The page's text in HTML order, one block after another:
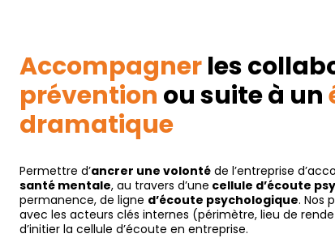
Accompagnerles
prévention ou suite à un
dramatique
Permettre d’ancrer une volonté de l’entreprise
santé mentale, au travers d’une cellule d’écoute
permanence, de ligne d’écoute psychologique. Nos
avec les acteurs clés internes (périmètre, lieu de
d’initier la cellule d’écoute en entreprise.